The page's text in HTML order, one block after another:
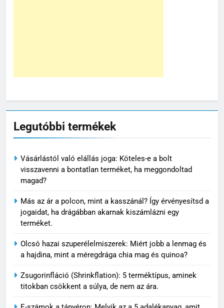
Legutóbbi termékek
Vásárlástól való elállás joga: Köteles-e a bolt
visszavenni a bontatlan terméket, ha meggondoltad
magad?
Más az ár a polcon, mint a kasszánál? Így érvényesítsd a
jogaidat, ha drágábban akarnak kiszámlázni egy
terméket.
Olcsó hazai szuperélelmiszerek: Miért jobb a lenmag és
a hajdina, mint a méregdrága chia mag és quinoa?
Zsugorinfláció (Shrinkflation): 5 terméktípus, aminek
titokban csökkent a súlya, de nem az ára.